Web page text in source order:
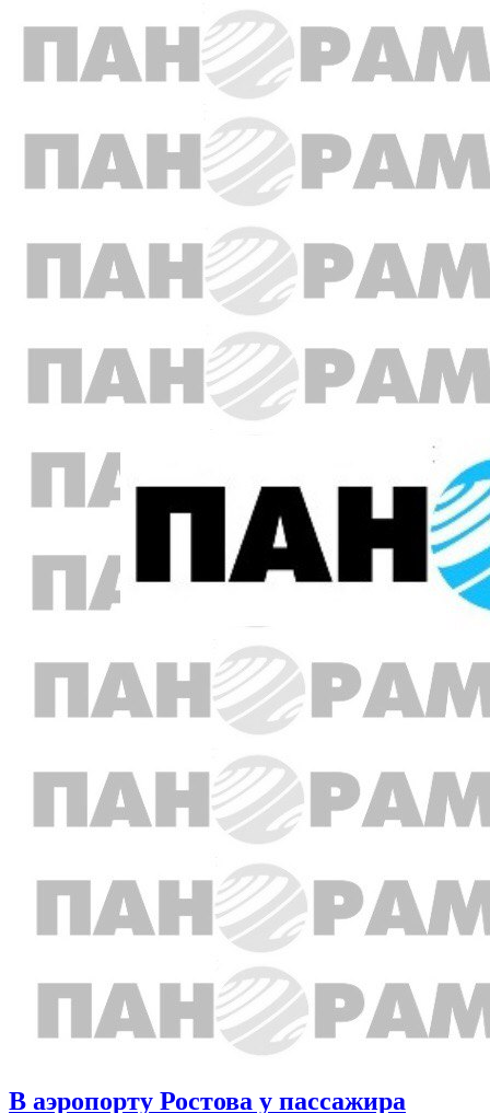
В аэропорту Ростова у пассажира